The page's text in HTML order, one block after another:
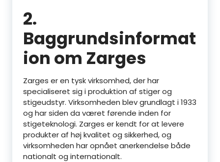
2.
Baggrundsinformat
ion om Zarges
Zarges er en tysk virksomhed, der har
specialiseret sig i produktion af stiger og
stigeudstyr. Virksomheden blev grundlagt i 1933
og har siden da været førende inden for
stigeteknologi. Zarges er kendt for at levere
produkter af høj kvalitet og sikkerhed, og
virksomheden har opnået anerkendelse både
nationalt og internationalt.